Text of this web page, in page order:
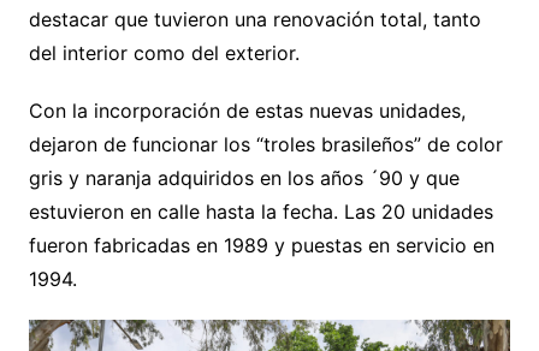
destacar que tuvieron una renovación total, tanto
del interior como del exterior.
Con la incorporación de estas nuevas unidades,
dejaron de funcionar los “troles brasileños” de color
gris y naranja adquiridos en los años ´90 y que
estuvieron en calle hasta la fecha. Las 20 unidades
fueron fabricadas en 1989 y puestas en servicio en
1994.